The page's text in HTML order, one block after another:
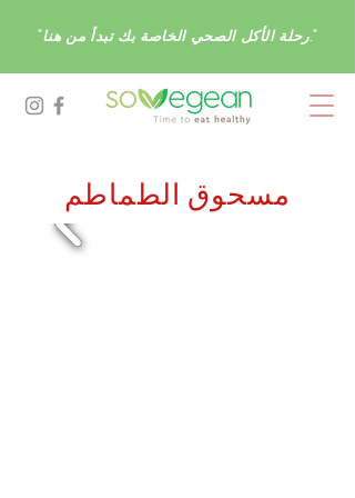
"رحلة الأكل الصحي الخاصة بك تبدأ من هنا."
مسحوق الطماطم